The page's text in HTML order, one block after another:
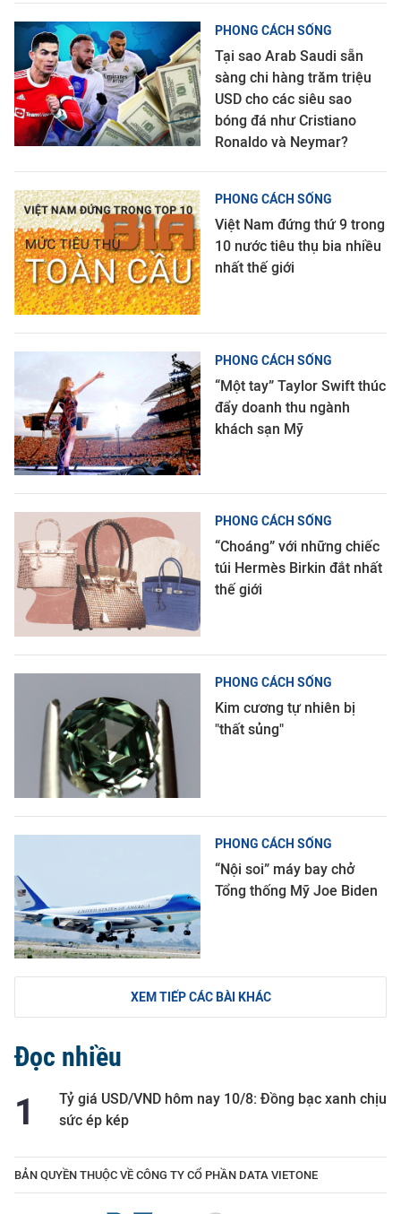
PHONG CÁCH SỐNG
Tại sao Arab Saudi sẵn
sàng chi hàng trăm triệu
USD cho các siêu sao
bóng đá như Cristiano
Ronaldo và Neymar?
PHONG CÁCH SỐNG
Việt Nam đứng thứ 9 trong
10 nước tiêu thụ bia nhiều
nhất thế giới
PHONG CÁCH SỐNG
“Một tay” Taylor Swift thúc
đẩy doanh thu ngành
khách sạn Mỹ
PHONG CÁCH SỐNG
“Choáng” với những chiếc
túi Hermès Birkin đắt nhất
thế giới
PHONG CÁCH SỐNG
Kim cương tự nhiên bị
"thất sủng"
PHONG CÁCH SỐNG
“Nội soi” máy bay chở
Tổng thống Mỹ Joe Biden
XEM TIẾP CÁC BÀI KHÁC
Đọc nhiều
Tỷ giá USD/VND hôm nay 10/8: Đồng bạc xanh chịu
sức ép kép
BẢN QUYỀN THUỘC VỀ CÔNG TY CỔ PHẦN DATA VIETONE